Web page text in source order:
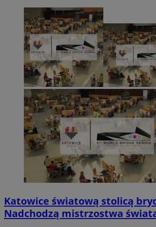
Katowice światową stolicą
Nadchodzą mistrzostwa